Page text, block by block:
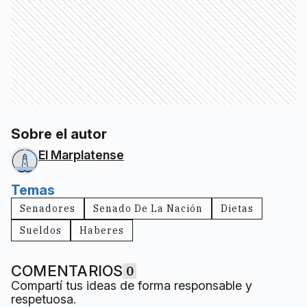
Sobre el autor
El Marplatense
Temas
Senadores Senado De La Nación
Dietas
Sueldos
Haberes
COMENTARIOS 0
Compartí tus ideas de forma responsable y
respetuosa.